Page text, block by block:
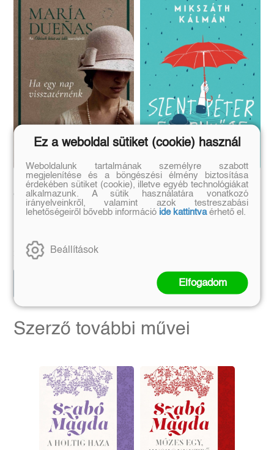
Ha egy nap
visszatérnénk
Eredeti ár:
7 990 Ft
Kötött ár:
7 191 Ft
Szent Péter esernyője
Kosárba
Szerző további művei
Ez a weboldal sütiket (cookie) használ
Weboldalunk tartalmának személyre szabott
megjelenítése és a böngészési élmény biztosítása
érdekében sütiket (cookie), illetve egyéb technológiákat
alkalmazunk. A sütik használatára vonatkozó
irányelveinkről, valamint azok testreszabási
lehetőségeiről bővebb információ ide kattintvaérhető el.
Beállítások
Elfogadom